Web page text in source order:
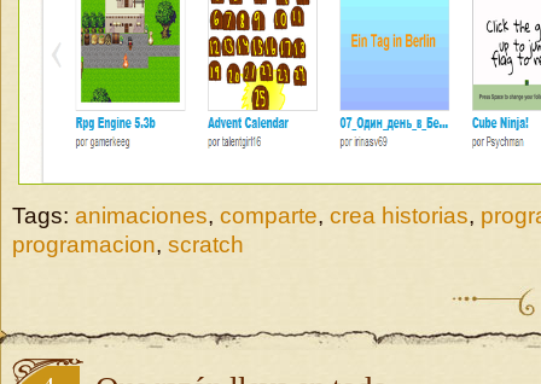
Tags: animaciones, comparte, crea historias,
programacion, scratch